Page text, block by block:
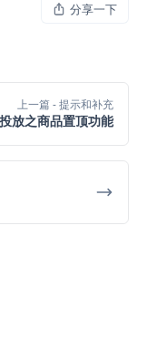
分享一下
上一篇- 提示和补充
放之商品置顶功能